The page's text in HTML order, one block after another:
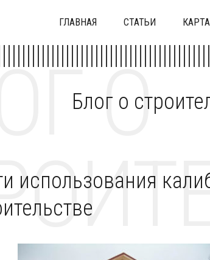
ГЛАВНАЯ СТАТЬИ
Блог о
О
использования